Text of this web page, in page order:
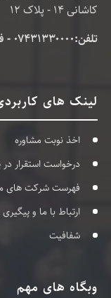
کاشانی 14 - پلاک 12
تلفن:۰۷۴۳۱۳۳۰۰۰۰ - فکس : 07433230553
لینک های
اخذ نوبت مشاوره
درخواست استقرار در
فهرست شرکت های
ارتباط با ما و پیگیری
شفافیت
وبگاه های مهم